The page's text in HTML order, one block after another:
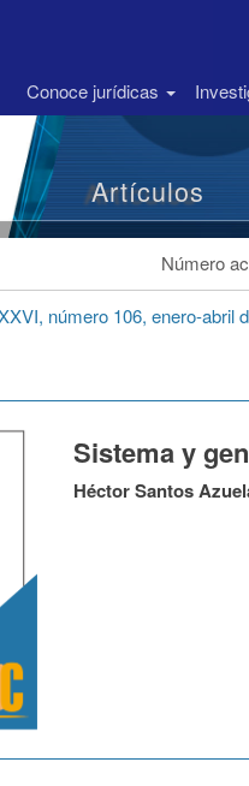
Conoce jurídicas
Artículos
Número
número 106, enero-abril
Sistema y
Héctor Santos